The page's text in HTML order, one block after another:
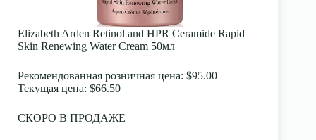
Elizabeth Arden Retinol and HPR Ceramide Rapid
Skin Renewing Water Cream 50мл
Рекомендованная розничная цена: $95.00
Текущая цена: $66.50
СКОРО В ПРОДАЖЕ